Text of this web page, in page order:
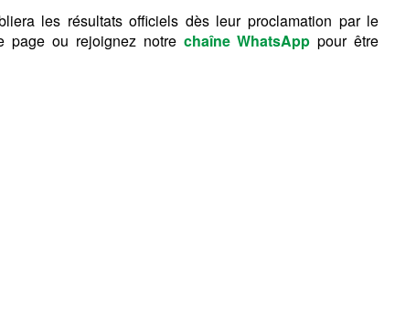
les résultats officiels dès leur proclamation par le
page ou rejoignez notre chaîne WhatsApp pour être